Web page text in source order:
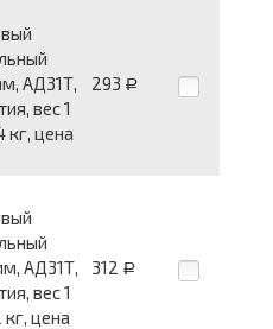
АД31Т,
вес 1
кг, цена
293 Р
АД31Т,
вес 1
цена
312 Р